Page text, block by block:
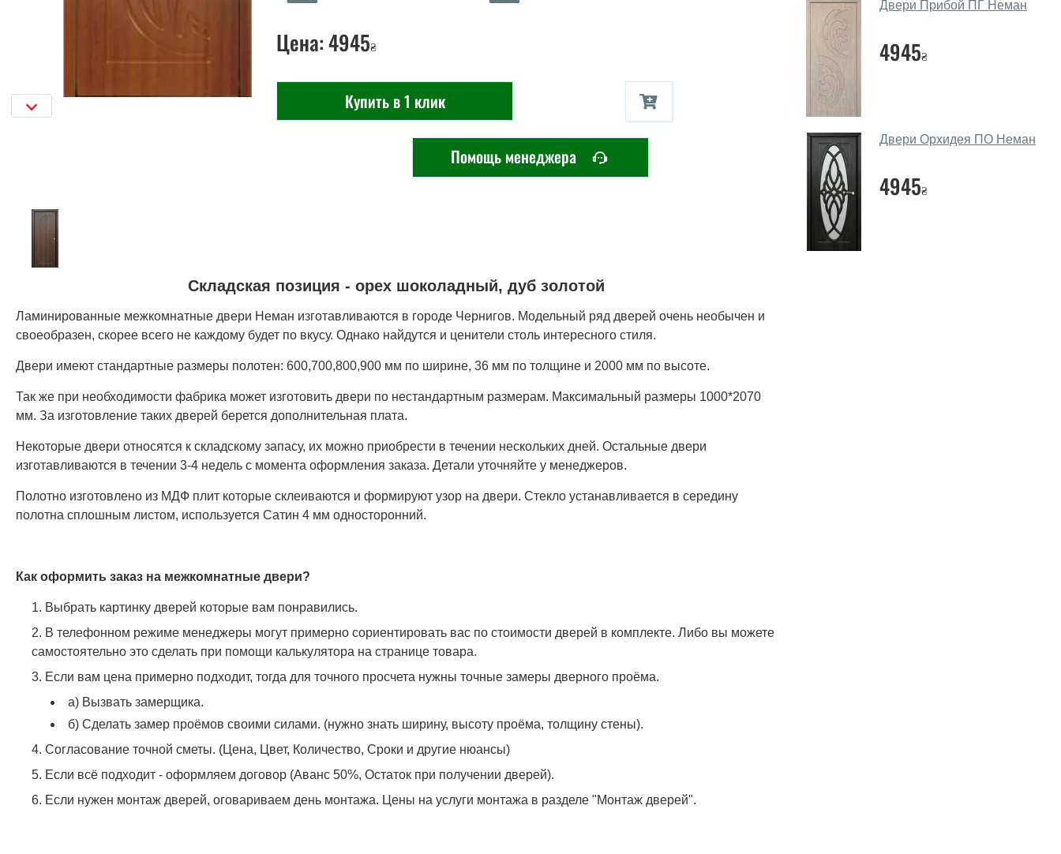
Цена:4945₴
Купить в 1 клик
Помощь менеджера
Складская позиция - орех шоколадный, дуб золотой
Ламинированные межкомнатные двери Неман изготавливаются в городе Чернигов. Модельный ряд дверей очень необычен и
своеобразен, скорее всего не каждому будет по вкусу. Однако найдутся и ценители столь интересного стиля.
Двери имеют стандартные размеры полотен: 600,700,800,900 мм по ширине, 36 мм по толщине и 2000 мм по высоте.
Так же при необходимости фабрика может изготовить двери по нестандартным размерам. Максимальный размеры 1000*2070
мм. За изготовление таких дверей берется дополнительная плата.
Некоторые двери относятся к складскому запасу, их можно приобрести в течении нескольких дней. Остальные двери
изготавливаются в течении 3-4 недель с момента оформления заказа. Детали уточняйте у менеджеров.
Полотно изготовлено из МДФ плит которые склеиваются и формируют узор на двери. Стекло устанавливается в середину
полотна сплошным листом, используется Сатин 4 мм односторонний.
Как оформить заказ на межкомнатные двери?
Выбрать картинку дверей которые вам понравились.
В телефонном режиме менеджеры могут примерно сориентировать вас по стоимости дверей в комплекте. Либо вы можете
самостоятельно это сделать при помощи калькулятора на странице товара.
Если вам цена примерно подходит, тогда для точного просчета нужны точные замеры дверного проёма.
а) Вызвать замерщика.
б) Сделать замер проёмов своими силами. (нужно знать ширину, высоту проёма, толщину стены).
Согласование точной сметы. (Цена, Цвет, Количество, Сроки и другие нюансы)
Если всё подходит - оформляем договор (Аванс 50%, Остаток при получении дверей).
Если нужен монтаж дверей, оговариваем день монтажа. Цены на услуги монтажа в разделе "Монтаж дверей".
Двери Прибой ПГ Неман
4945₴
Двери Орхидея ПО Неман
4945₴